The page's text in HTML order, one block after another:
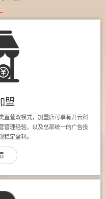
盟
直营双模式，加盟店可享有开云科
管理经验，以及总部统一的广告投
稳定盈利。